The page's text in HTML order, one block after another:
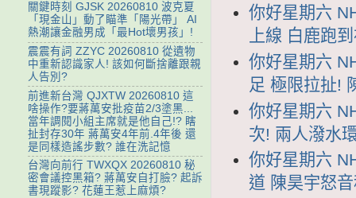
你好星期六
上線 白鹿跑
你好星期六
足 極限拉扯!
你好星期六
次! 兩人潑水
你好星期六
道 陳昊宇怒
關鍵時刻 GJSK 20260810 波克夏
「現金山」動了瞄準「陽光帶」 AI
熱潮讓金融男成「最Hot壞男孩」!
震震有詞 ZZYC 20260810 從遺物
中重新認識家人! 該如何斷捨離跟親
人告別?
前進新台灣 QJXTW 20260810 這
啥操作?要蔣萬安批疫苗2/3塗黑...
當年調閱小組主席就是他自己!? 瞎
扯封存30年 蔣萬安4年前.4年後 還
是同樣造謠步數? 誰在洗記憶
台灣向前行 TWXQX 20260810 秘
密會議控黑箱? 蔣萬安自打臉? 起訴
書現蹤影? 花蓮王惹上麻煩?